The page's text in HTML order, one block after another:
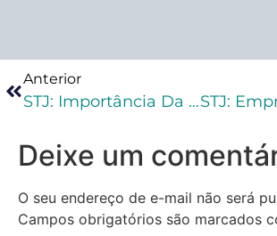
Anterior
STJ: Importância Da Palavra Da Vítima Como Prova No Crime De Roubo
Deixe um
O seu endereço de e-mail não será
Campos obrigatórios são marcados